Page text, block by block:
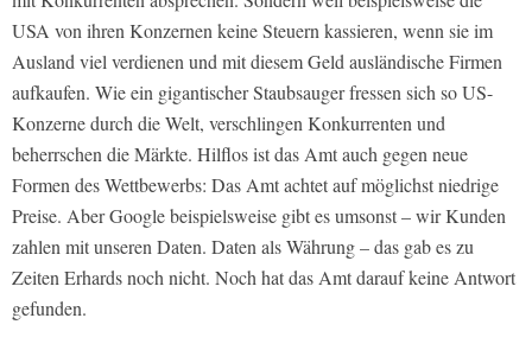
USA von ihren Konzernen keine Steuern kassieren, wenn sie im
Ausland viel verdienen und mit diesem Geld ausländische Firmen
aufkaufen. Wie ein gigantischer Staubsauger fressen sich so US-
Konzerne durch die Welt, verschlingen Konkurrenten und
beherrschen die Märkte. Hilflos ist das Amt auch gegen neue
Formen des Wettbewerbs: Das Amt achtet auf möglichst niedrige
Preise. Aber Google beispielsweise gibt es umsonst – wir Kunden
zahlen mit unseren Daten. Daten als Währung – das gab es zu
Zeiten Erhards noch nicht. Noch hat das Amt darauf keine Antwort
gefunden.